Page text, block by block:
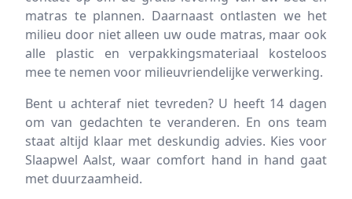
matras te plannen. Daarnaast ontlasten we het
milieu door niet alleen uw oude matras, maar ook
alle plastic en verpakkingsmateriaal kosteloos
mee te nemen voor milieuvriendelijke verwerking.
Bent u achteraf niet tevreden? U heeft 14 dagen
om van gedachten te veranderen. En ons team
staat altijd klaar met deskundig advies. Kies voor
Slaapwel Aalst, waar comfort hand in hand gaat
met duurzaamheid.